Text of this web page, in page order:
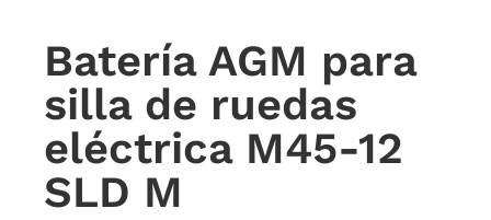
Batería AGM para
silla de ruedas
eléctrica M45-12
SLD M